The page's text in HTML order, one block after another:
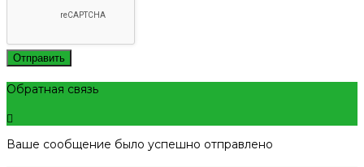
Отправить
Обратная связь
Ваше сообщение было успешно отправлено